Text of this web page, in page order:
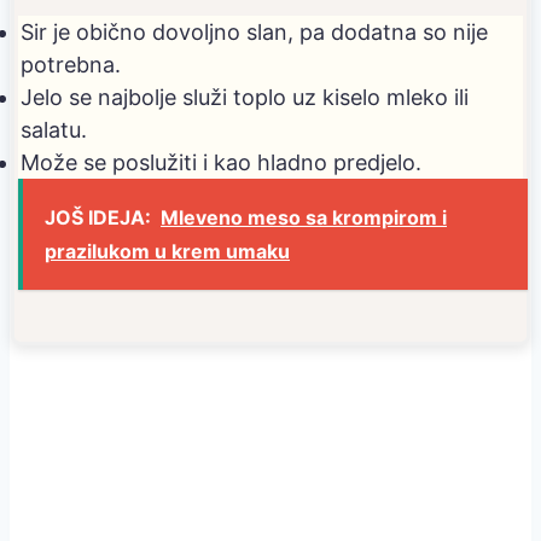
Sir je obično dovoljno slan, pa dodatna so nije
potrebna.
Jelo se najbolje služi toplo uz kiselo mleko ili
salatu.
Može se poslužiti i kao hladno predjelo.
JOŠ IDEJA: Mleveno meso sa krompirom i
prazilukom u krem umaku